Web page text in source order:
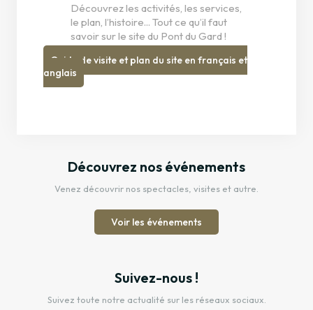
Découvrez les activités, les services,
le plan, l’histoire... Tout ce qu’il faut
savoir sur le site du Pont du Gard !
Guide de visite et plan du site en français et
anglais
Découvrez nos événements
Venez découvrir nos spectacles, visites et autre.
Voir les événements
Suivez-nous !
Suivez toute notre actualité sur les réseaux sociaux.